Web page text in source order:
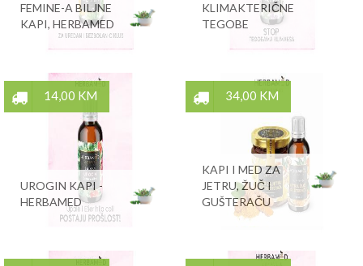
FEMINE-A BILJNE
KAPI, HERBAMED
KLIMAKTERIČNE
TEGOBE
14,00 KM
UROGIN KAPI -
HERBAMED
34,00 KM
KAPI I MED ZA
JETRU, ŽUČ I
GUŠTERAČU